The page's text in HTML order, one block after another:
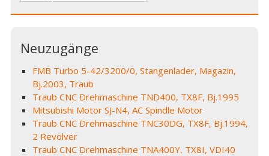
Neuzugänge
FMB Turbo 5-42/3200/0, Stangenlader, Magazin,
Bj.2003, Traub
Traub CNC Drehmaschine TND400, TX8F, Bj.1995
Mitsubishi Motor SJ-N4, AC Spindle Motor
Traub CNC Drehmaschine TNC30DG, TX8F, Bj.1994,
2 Revolver
Traub CNC Drehmaschine TNA400Y, TX8I, VDI40